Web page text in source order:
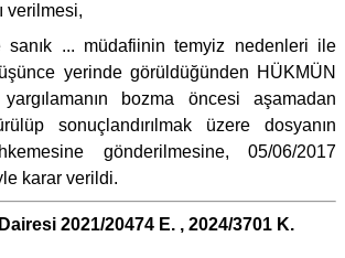
verilmesi,
sanık ... müdafiinin temyiz nedenleri ile
yerinde görüldüğünden HÜKMÜN
bozma öncesi aşamadan
sonuçlandırılmak üzere dosyanın
gönderilmesine, 05/06/2017
karar verildi.
2021/20474 E. , 2024/3701 K.